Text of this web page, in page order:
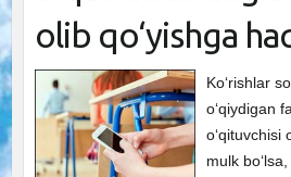
olib qo‘yishga
Ko‘rishlar
o‘qiydigan
o‘qituvchisi
mulk